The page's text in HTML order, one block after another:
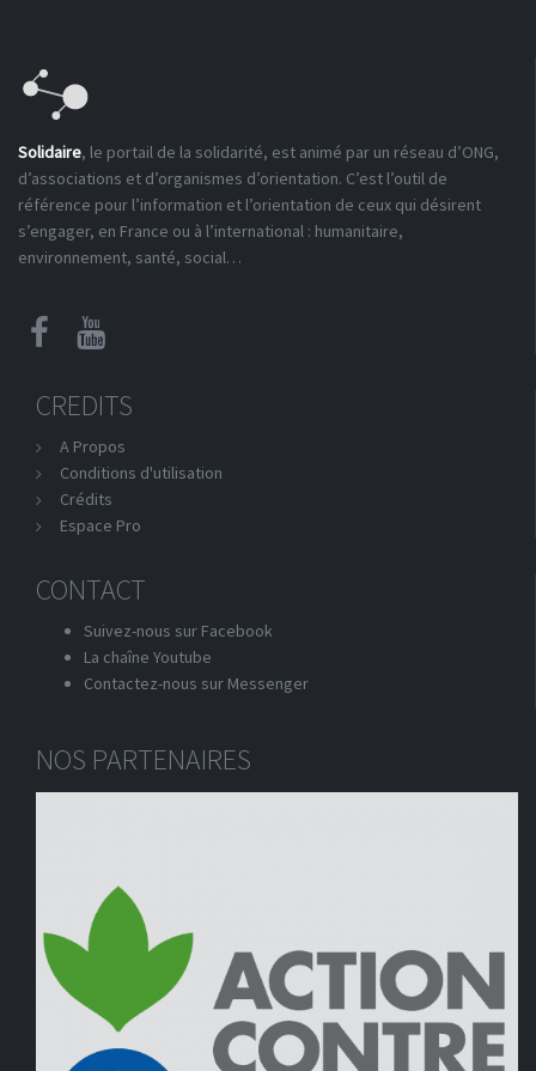
Solidaire, le portail de la solidarité, est animé par un réseau d’ONG,
d’associations et d’organismes d’orientation. C’est l’outil de
référence pour l’information et l’orientation de ceux qui désirent
s’engager, en France ou à l’international : humanitaire,
environnement, santé, social…
CREDITS
A Propos
Conditions d'utilisation
Crédits
Espace Pro
CONTACT
Suivez-nous sur Facebook
La chaîne Youtube
Contactez-nous sur Messenger
NOS PARTENAIRES